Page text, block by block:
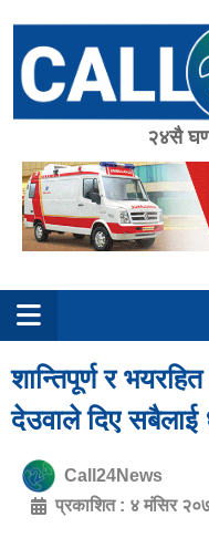
content
२४सै
शान्तिपूर्ण र
देउवाले दिए सबैलाई
Call24News
प्रकाशित : ४ मंसिर